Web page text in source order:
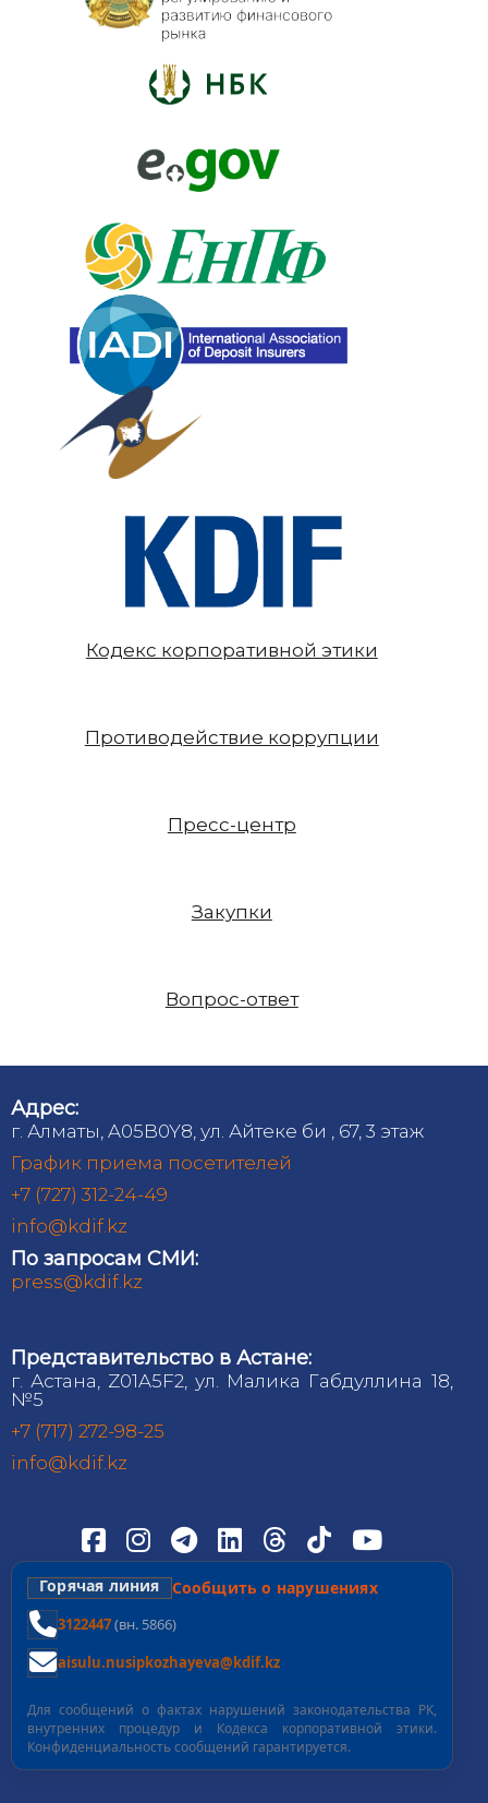
Кодекс корпоративной этики
Противодействие коррупции
Пресс-центр
Закупки
Вопрос-ответ
Адрес:
г. Алматы, A05B0Y8, ул. Айтеке би , 67, 3 этаж
График приема посетителей
+7 (727) 312-24-49
info@kdif.kz
По запросам СМИ:
press@kdif.kz
Представительство в Астане:
г. Астана, Z01A5F2, ул. Малика Габдуллина 18,
№5
+7 (717) 272-98-25
info@kdif.kz
Горячая линия Сообщить о нарушениях
3122447(вн. 5866)
aisulu.nusipkozhayeva@kdif.kz
Для сообщений о фактах нарушений законодательства РК,
внутренних процедур и Кодекса корпоративной этики.
Конфиденциальность сообщений гарантируется.